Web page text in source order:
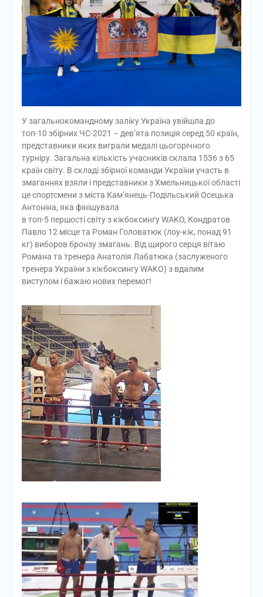
У загальнокомандному заліку Україна увійшла до
топ-10 збірних ЧС-2021 – дев’ята позиція серед 50 країн,
представники яких виграли медалі цьогорічного
турніру. Загальна кількість учасників склала 1536 з 65
країн світу. В складі збірної команди України участь в
змаганнях взяли і представники з Хмельницької області
це спортсмени з міста Кам’янець-Подільський Осецька
Антоніна, яка фінішувала
в топ-5 першості світу з кікбоксингу WAKO, Кондратов
Павло 12 місце та Роман Головатюк (лоу-кік, понад 91
кг) виборов бронзу змагань. Від щирого серця вітаю
Романа та тренера Анатолія Лабатюка (заслуженого
тренера України з кікбоксингу WAKO) з вдалим
виступом і бажаю нових перемог!